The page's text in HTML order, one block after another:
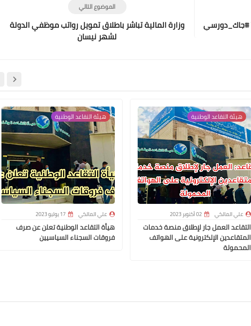
الموضوع التالي
وزارة المالية تباشر باطلاق تمويل رواتب موظفي الدولة
لشهر نيسان
هيئة التقاعد الوطنية
علي المالكي 02 أكتوبر 2023
التقاعد العمل جار لإطلاق منصة خدمات
المتقاعدين الإلكترونية على الهواتف
المحمولة
هيئة التقاعد الوطنية
علي المالكي 17 يوليو 2023
هيأة التقاعد الوطنية تعلن عن صرف
فروقات السجناء السياسيين
علي المالكي
20 فبراير 2021